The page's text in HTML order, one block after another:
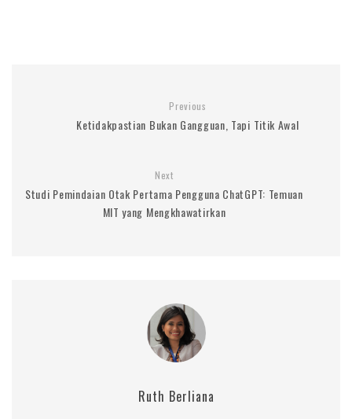
Previous
Ketidakpastian Bukan Gangguan, Tapi Titik Awal
Next
Studi Pemindaian Otak Pertama Pengguna ChatGPT: Temuan
MIT yang Mengkhawatirkan
Ruth Berliana